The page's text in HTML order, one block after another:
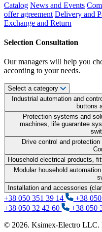
Catalog News and Events
offer agreement Delivery and
Exchange and Return
Selection Consultation
Our managers will help you
according to your needs.
Select a category
Industrial automation and
buttons
Protection systems and
machines, life guarantee
Drive control and
Household electrical products,
Modular household
Installation and accessories
+38 050 351 39 14 +38
+38 050 32 42 60
+38 050
© 2026. Ksimex-Electro LLC.